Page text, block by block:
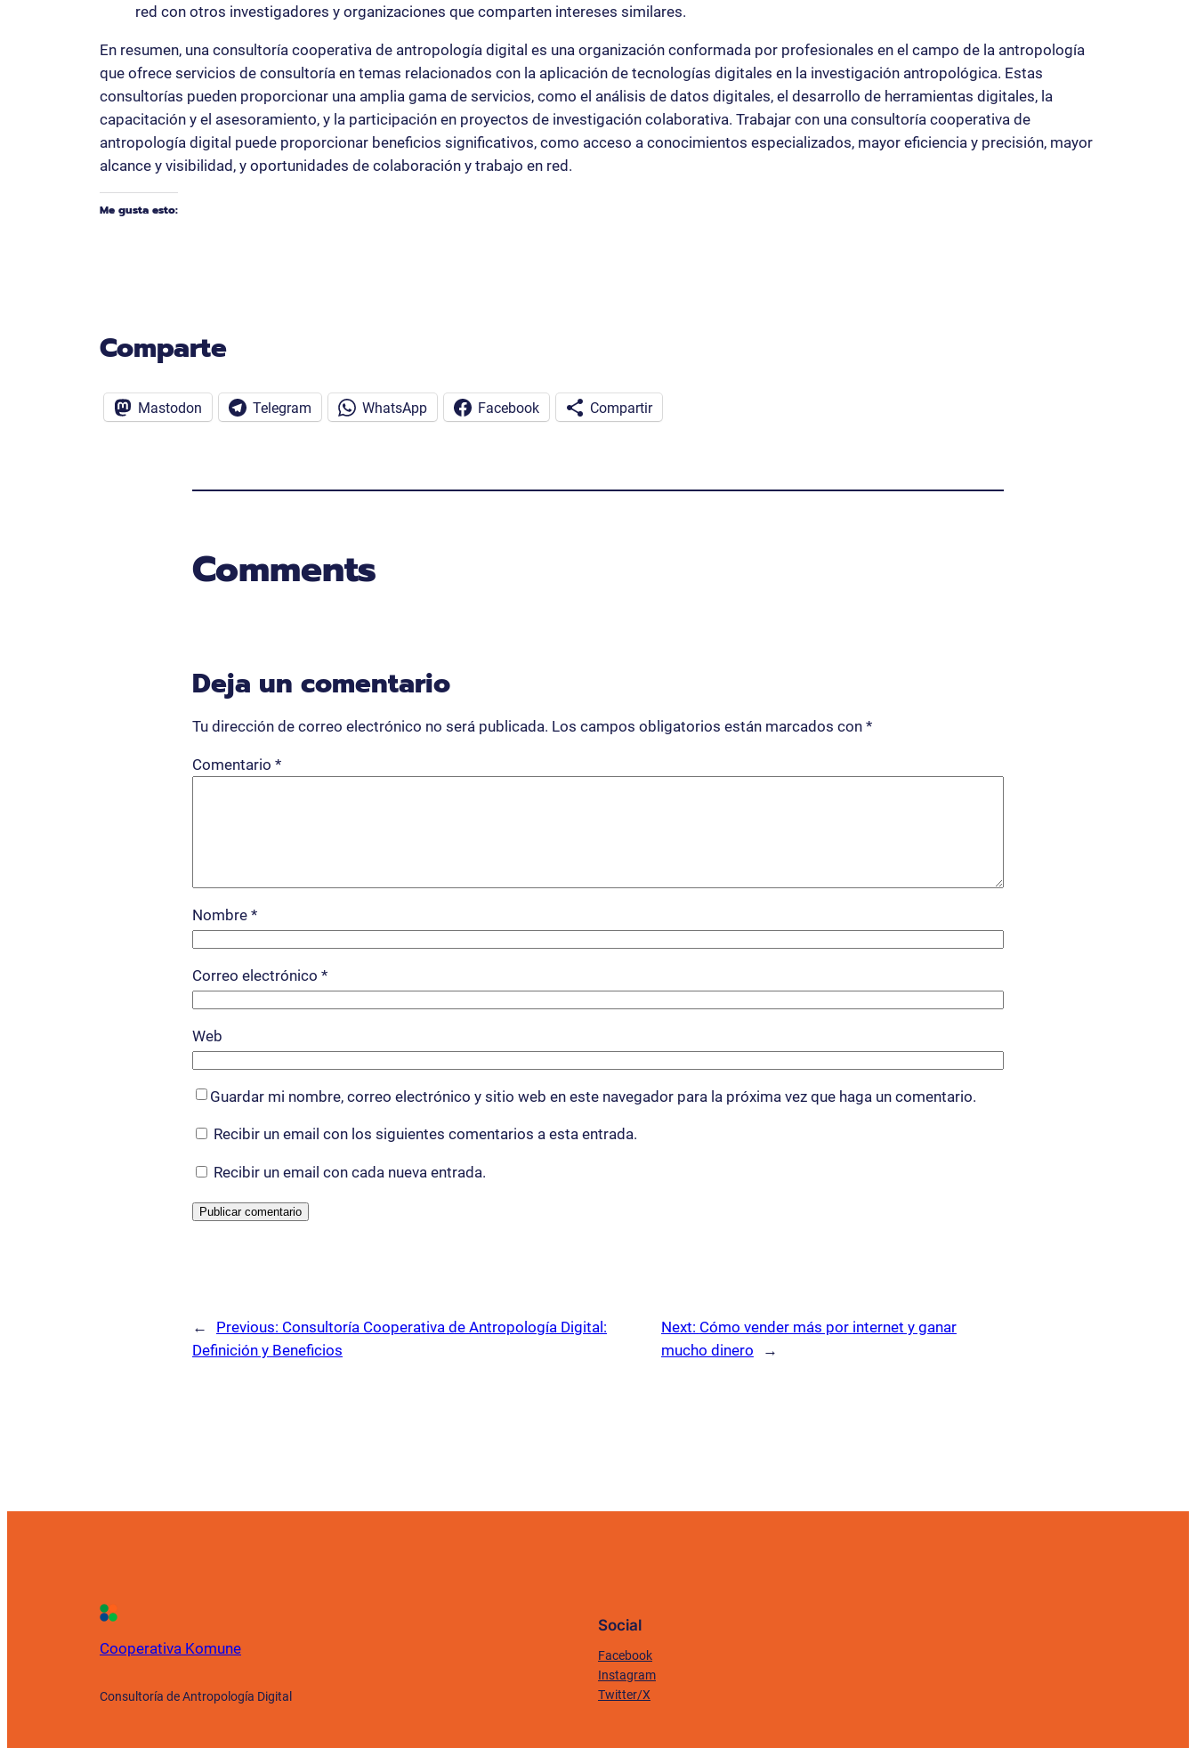
red con otros investigadores y organizaciones que comparten intereses similares.
En resumen, una consultoría cooperativa de antropología digital es una organización conformada por profesionales en el campo de la antropología
que ofrece servicios de consultoría en temas relacionados con la aplicación de tecnologías digitales en la investigación antropológica. Estas
consultorías pueden proporcionar una amplia gama de servicios, como el análisis de datos digitales, el desarrollo de herramientas digitales, la
capacitación y el asesoramiento, y la participación en proyectos de investigación colaborativa. Trabajar con una consultoría cooperativa de
antropología digital puede proporcionar beneficios significativos, como acceso a conocimientos especializados, mayor eficiencia y precisión, mayor
alcance y visibilidad, y oportunidades de colaboración y trabajo en red.
Me gusta esto:
Comparte
Mastodon Telegram WhatsApp Facebook Compartir
Comments
Deja un comentario
Tu dirección de correo electrónico no será publicada. Los campos obligatorios están marcados con *
Comentario *
Nombre *
Correo electrónico *
Web
Guardar mi nombre, correo electrónico y sitio web en este navegador para la próxima vez que haga un comentario.
Recibir un email con los siguientes comentarios a esta entrada.
Recibir un email con cada nueva entrada.
← Previous: Consultoría Cooperativa de Antropología Digital:
Definición y Beneficios
Next: Cómo vender más por internet y ganar
mucho dinero
→
Cooperativa Komune
Consultoría de Antropología Digital
Social
Facebook
Instagram
Twitter/X